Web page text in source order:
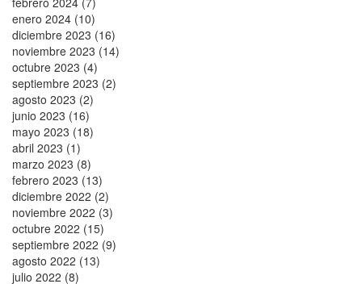
enero 2024 (10)
diciembre 2023 (16)
noviembre 2023 (14)
octubre 2023 (4)
septiembre 2023 (2)
agosto 2023 (2)
junio 2023 (16)
mayo 2023 (18)
abril 2023 (1)
marzo 2023 (8)
febrero 2023 (13)
diciembre 2022 (2)
noviembre 2022 (3)
octubre 2022 (15)
septiembre 2022 (9)
agosto 2022 (13)
julio 2022 (8)